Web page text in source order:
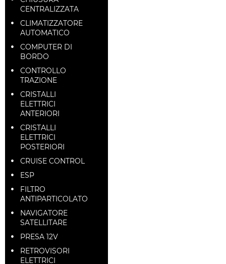
CENTRALIZZATA
CLIMATIZZATORE
AUTOMATICO
COMPUTER DI
BORDO
CONTROLLO
TRAZIONE
CRISTALLI
ELETTRICI
ANTERIORI
CRISTALLI
ELETTRICI
POSTERIORI
CRUISE CONTROL
ESP
FILTRO
ANTIPARTICOLATO
NAVIGATORE
SATELLITARE
PRESA 12V
RETROVISORI
ELETTRICI